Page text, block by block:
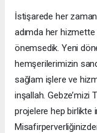
İstişarede her zaman
adımda her
önemsedik. Yeni
hemşerilerimizin
sağlam işlere ve
inşallah. Gebze’mizi
projelere hep birlikte